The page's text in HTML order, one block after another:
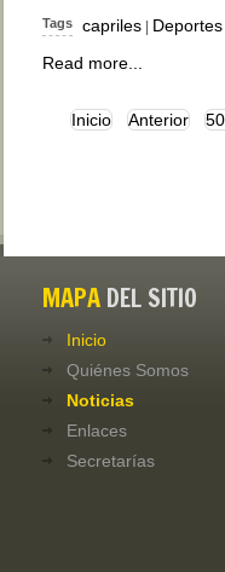
Tags capriles Deportes
Read more...
Inicio Anterior
MAPA DEL SITIO
Inicio
Quiénes Somos
Noticias
Enlaces
Secretarías